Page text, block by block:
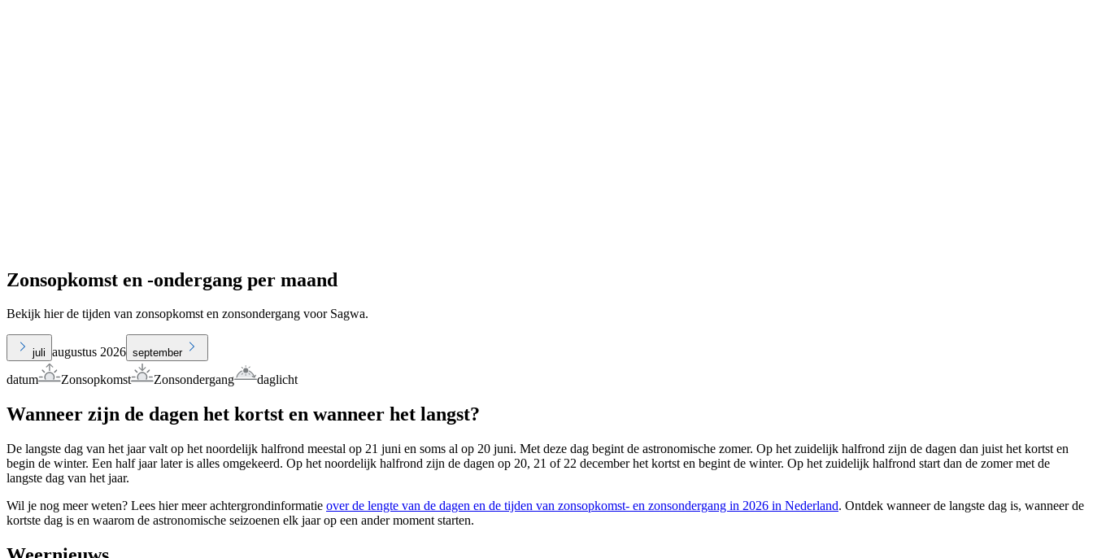
Zonsopkomst en -ondergang per maand
Bekijk hier de tijden van zonsopkomst en zonsondergang voor Sagwa.
juli augustus 2026 september
datum Zonsopkomst Zonsondergang daglicht
Wanneer zijn de dagen het kortst en wanneer het langst?
De langste dag van het jaar valt op het noordelijk halfrond meestal op 21 juni en soms al op 20 juni. Met deze dag begint de astronomische zomer. Op het zuidelijk halfrond zijn de dagen dan juist het kortst en
begin de winter. Een half jaar later is alles omgekeerd. Op het noordelijk halfrond zijn de dagen op 20, 21 of 22 december het kortst en begint de winter. Op het zuidelijk halfrond start dan de zomer met de
langste dag van het jaar.
Wil je nog meer weten? Lees hier meer achtergrondinformatie over de lengte van de dagen en de tijden van zonsopkomst- en zonsondergang in 2026 in Nederland. Ontdek wanneer de langste dag is, wanneer de
kortste dag is en waarom de astronomische seizoenen elk jaar op een ander moment starten.